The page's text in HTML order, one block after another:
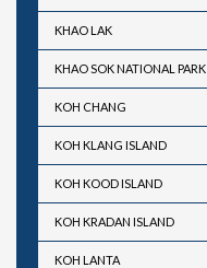
KHAO LAK
KHAO SOK NATIONAL PARK
KOH CHANG
KOH KLANG ISLAND
KOH KOOD ISLAND
KOH KRADAN ISLAND
KOH LANTA